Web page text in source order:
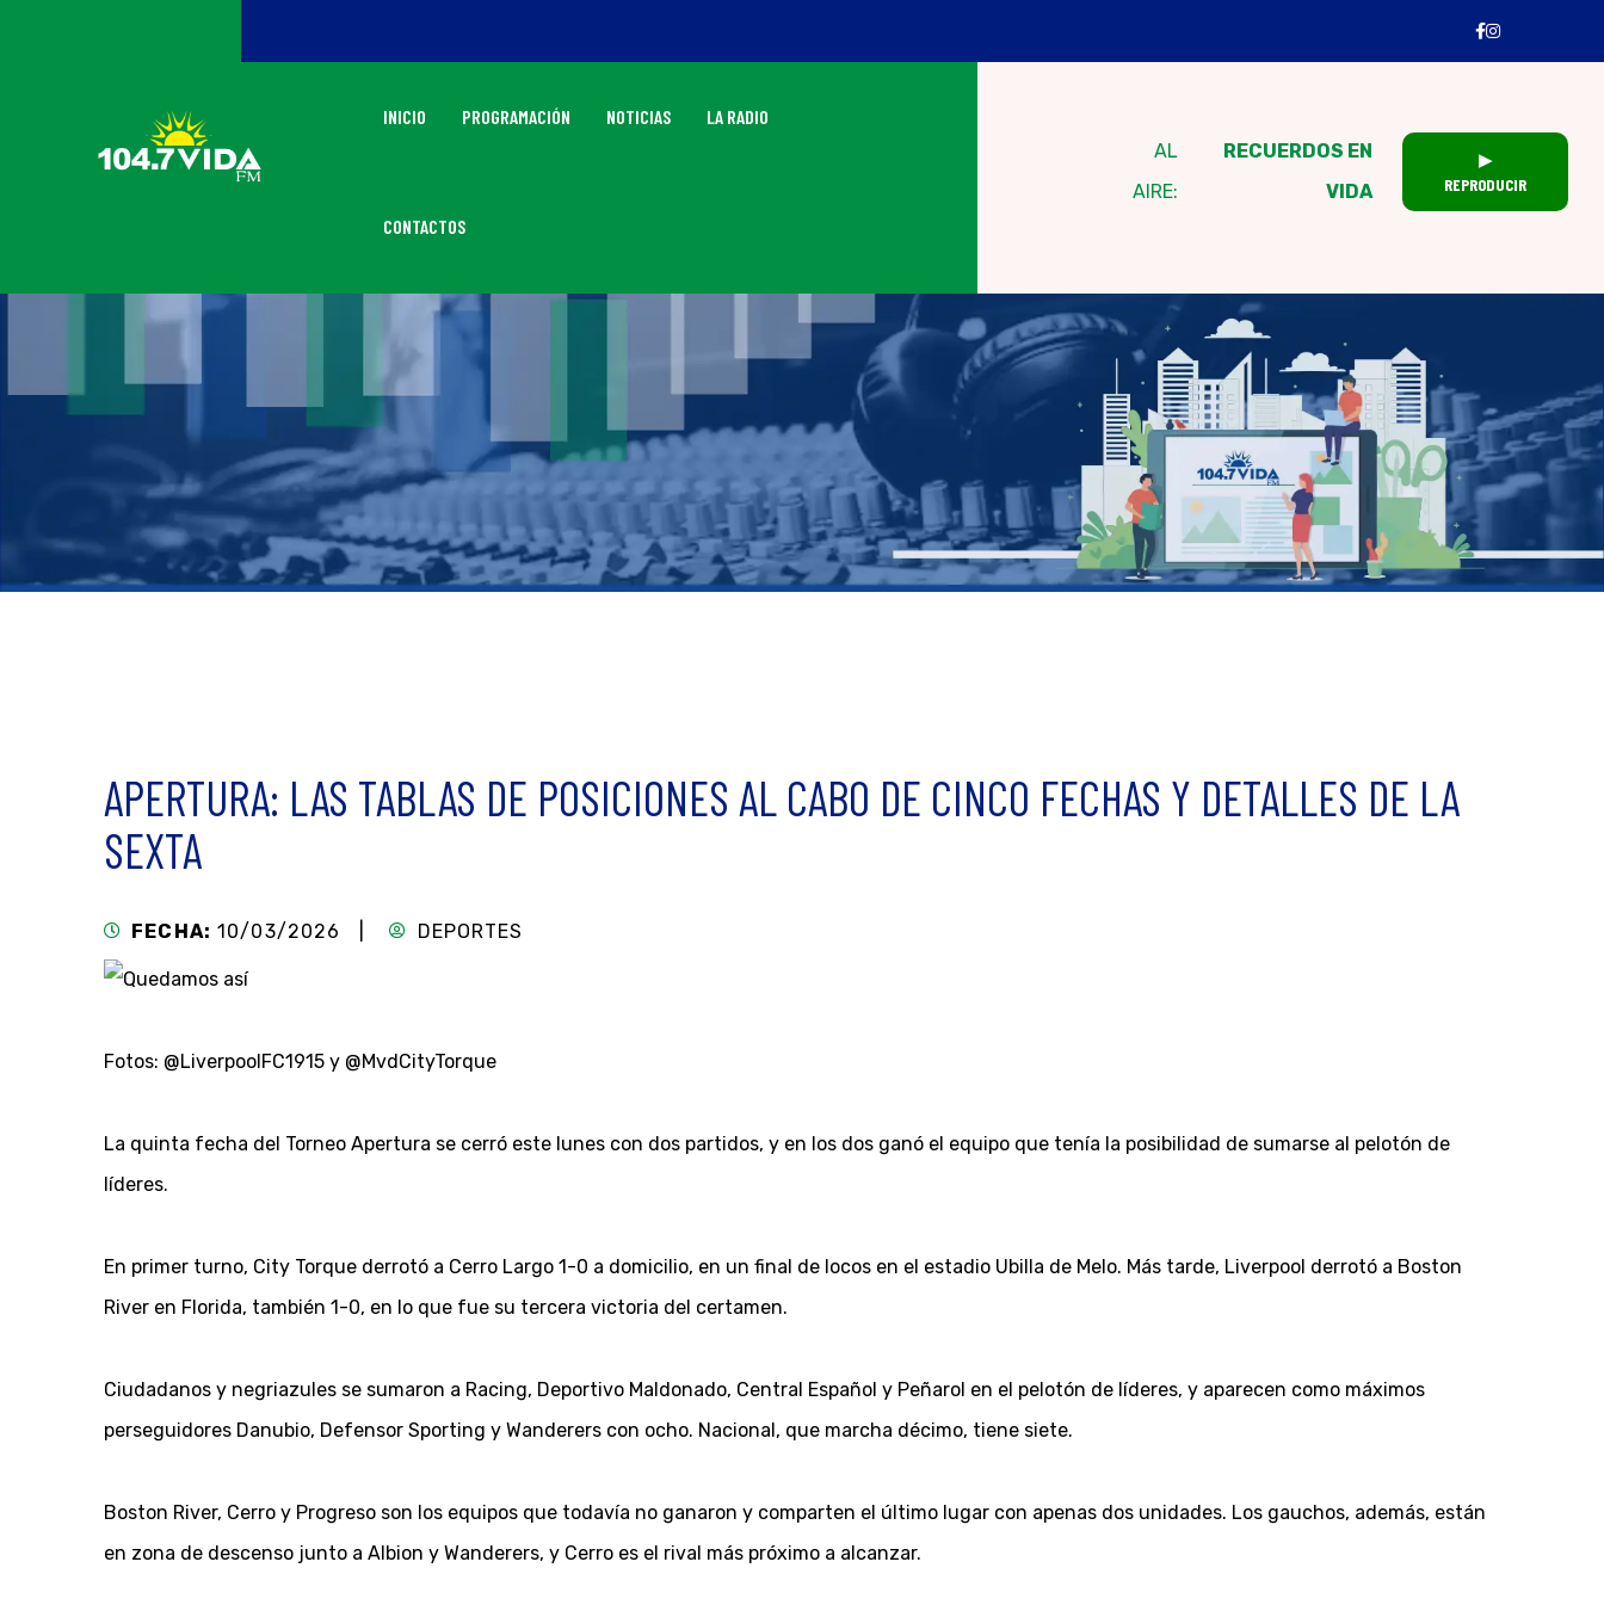
INICIO PROGRAMACIÓN NOTICIAS LA RADIO
CONTACTOS
AL
AIRE:
RECUERDOS EN
VIDA
▶
REPRODUCIR
APERTURA: LAS TABLAS DE POSICIONES AL CABO DE CINCO FECHAS Y DETALLES DE LA
SEXTA
FECHA: 10/03/2026 | DEPORTES
Fotos: @LiverpoolFC1915 y @MvdCityTorque
La quinta fecha del Torneo Apertura se cerró este lunes con dos partidos, y en los dos ganó el equipo que tenía la posibilidad de sumarse al pelotón de
líderes.
En primer turno, City Torque derrotó a Cerro Largo 1-0 a domicilio, en un final de locos en el estadio Ubilla de Melo. Más tarde, Liverpool derrotó a Boston
River en Florida, también 1-0, en lo que fue su tercera victoria del certamen.
Ciudadanos y negriazules se sumaron a Racing, Deportivo Maldonado, Central Español y Peñarol en el pelotón de líderes, y aparecen como máximos
perseguidores Danubio, Defensor Sporting y Wanderers con ocho. Nacional, que marcha décimo, tiene siete.
Boston River, Cerro y Progreso son los equipos que todavía no ganaron y comparten el último lugar con apenas dos unidades. Los gauchos, además, están
en zona de descenso junto a Albion y Wanderers, y Cerro es el rival más próximo a alcanzar.